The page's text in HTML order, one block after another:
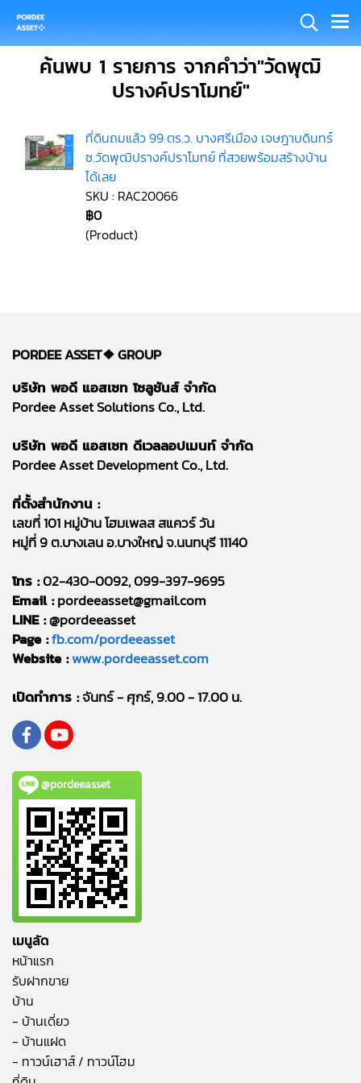
ค้นพบ 1 รายการ จากคำว่า"วัดพุฒิ
ปรางค์ปราโมทย์"
ที่ดินถมแล้ว 99 ตร.ว. บางศรีเมือง เจษฎาบดินทร์
ซ.วัดพุฒิปรางค์ปราโมทย์ ที่สวยพร้อมสร้างบ้าน
ได้เลย
SKU : RAC20066
฿0
(Product)
PORDEE ASSET❖GROUP
บริษัท พอดี แอสเซท โซลูชันส์ จำกัด
Pordee Asset Solutions Co., Ltd.
บริษัท พอดี แอสเซท ดีเวลลอปเมนท์ จำกัด
Pordee Asset Development Co., Ltd.
ที่ตั้งสำนักงาน :
เลขที่ 101 หมู่บ้าน โฮมเพลส สแควร์ วัน
หมู่ที่ 9 ต.บางเลน อ.บางใหญ่ จ.นนทบุรี 11140
โทร :02-430-0092, 099-397-9695
Email :pordeeasset@gmail.com
LINE :@pordeeasset
Page :fb.com/pordeeasset
Website :www.pordeeasset.com
เปิดทำการ :จันทร์ - ศุกร์, 9.00 - 17.00 น.
@pordeeasset
เมนูลัด
หน้าแรก
รับฝากขาย
บ้าน
- บ้านเดี่ยว
- บ้านแฝด
- ทาวน์เฮาส์ / ทาวน์โฮม